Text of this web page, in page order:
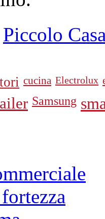
Piccolo
cucina Electrolux
Samsung